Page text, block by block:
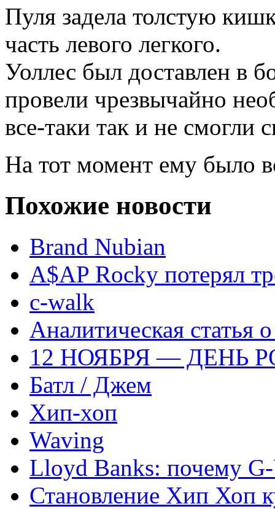
Пуля задела толстую
часть левого легкого.
Уоллес был доставлен в
провели чрезвычайно
все-таки так и не смогли
На тот момент ему было
Похожие новости
Brand Nubian
A$AP Rocky потерял
c-walk
Аналитическая статья
12 НОЯБРЯ — ДЕНЬ
Батл / Джем
Хип-хоп
Waving
Lloyd Banks: почему
Становление Хип Хоп